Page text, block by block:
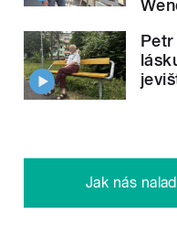
Jak nás